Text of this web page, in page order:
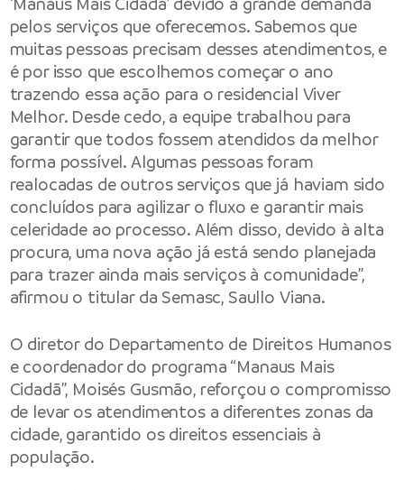
pelos serviços que oferecemos. Sabemos que
muitas pessoas precisam desses atendimentos, e
é por isso que escolhemos começar o ano
trazendo essa ação para o residencial Viver
Melhor. Desde cedo, a equipe trabalhou para
garantir que todos fossem atendidos da melhor
forma possível. Algumas pessoas foram
realocadas de outros serviços que já haviam sido
concluídos para agilizar o fluxo e garantir mais
celeridade ao processo. Além disso, devido à alta
procura, uma nova ação já está sendo planejada
para trazer ainda mais serviços à comunidade”,
afirmou o titular da Semasc, Saullo Viana.
O diretor do Departamento de Direitos Humanos
e coordenador do programa “Manaus Mais
Cidadã”, Moisés Gusmão, reforçou o compromisso
de levar os atendimentos a diferentes zonas da
cidade, garantido os direitos essenciais à
população.